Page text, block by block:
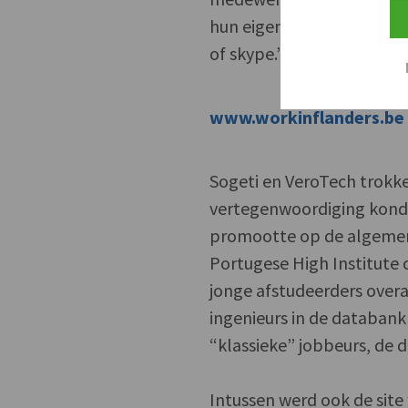
hun eigen omgeving
of skype.”
www.workinflanders.be
Sogeti en VeroTech
vertegenwoordiging
promootte op de
Portugese High Institute
jonge afstudeerders
ingenieurs in de
“klassieke” jobbeurs, de
Intussen werd ook de site